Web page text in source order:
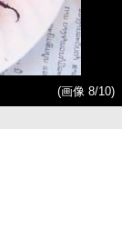
(画像 8/10)